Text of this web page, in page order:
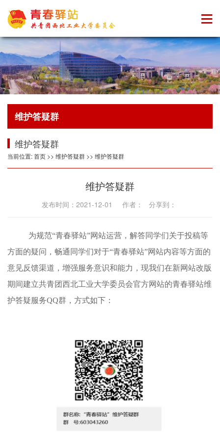
维护答疑群
维护答疑群
当前位置:首页 >> 维护答疑群 >> 维护答疑群
维护答疑群
发布时间：2021-12-01 作者： 分享到：
为规范“青春驿站”网站运营，解答同学们关于投稿等
方面的疑问，畅通同学们对于“青春驿站”网站内容等方面的
意见反馈渠道，增强服务意识和能力，现我们在新网站改版
期间建立共青团西北工业大学委员会官方网站的青春驿站维
护答疑服务QQ群，方式如下：